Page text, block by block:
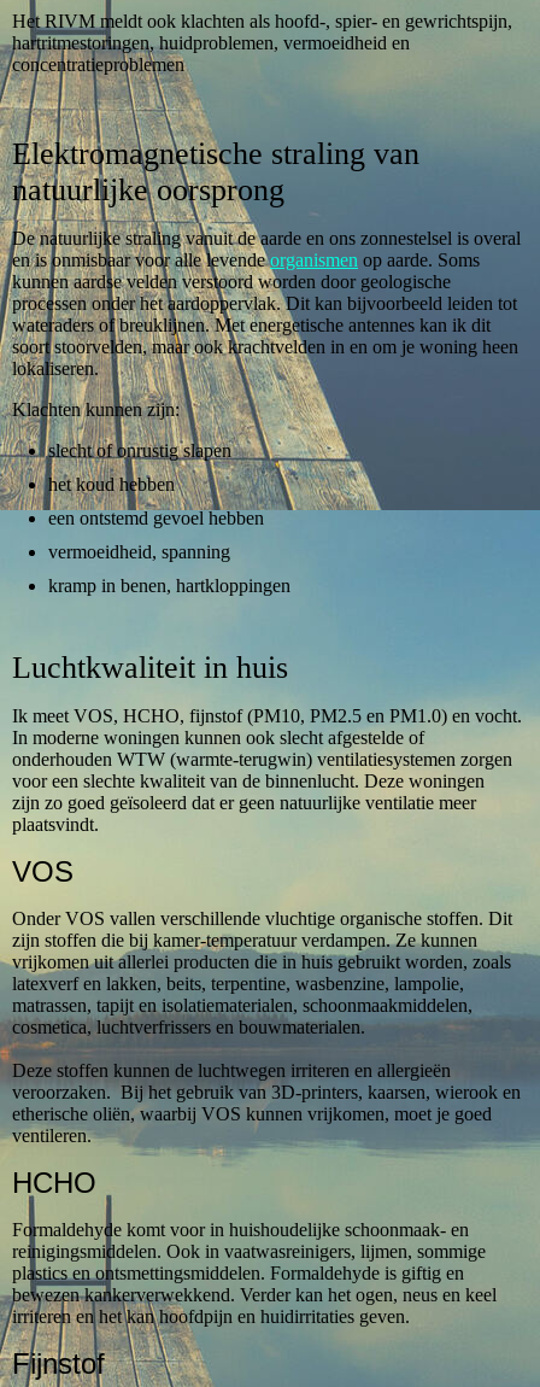
Het RIVM meldt ook klachten als hoofd-, spier- en gewrichtspijn,
hartritmestoringen, huidproblemen, vermoeidheid en
concentratieproblemen
Elektromagnetische straling van
natuurlijke oorsprong
De natuurlijke straling vanuit de aarde en ons zonnestelsel is overal
en is onmisbaar voor alle levendeorganismen op aarde. Soms
kunnen aardse velden verstoord worden door geologische
processen onder het aardoppervlak. Dit kan bijvoorbeeld leiden tot
wateraders of breuklijnen. Met energetische antennes kan ik dit
soort stoorvelden, maar ook krachtvelden in en om je woning heen
lokaliseren.
Klachten kunnen zijn:
slecht of onrustig slapen
het koud hebben
een ontstemd gevoel hebben
vermoeidheid, spanning
kramp in benen, hartkloppingen
Luchtkwaliteit in huis
Ik meet VOS, HCHO, fijnstof (PM10, PM2.5 en PM1.0) en vocht.
In moderne woningen kunnen ook slecht afgestelde of
onderhouden WTW (warmte-terugwin) ventilatiesystemen zorgen
voor een slechte kwaliteit van de binnenlucht. Deze woningen
zijn zo goed geïsoleerd dat er geen natuurlijke ventilatie meer
plaatsvindt.
VOS
Onder VOS vallen verschillende vluchtige organische stoffen. Dit
zijn stoffen die bij kamer-temperatuur verdampen. Ze kunnen
vrijkomen uit allerlei producten die in huis gebruikt worden, zoals
latexverf en lakken, beits, terpentine, wasbenzine, lampolie,
matrassen, tapijt en isolatiematerialen, schoonmaakmiddelen,
cosmetica, luchtverfrissers en bouwmaterialen.
Deze stoffen kunnen de luchtwegen irriteren en allergieën
veroorzaken. Bij het gebruik van 3D-printers, kaarsen, wierook en
etherische oliën, waarbij VOS kunnen vrijkomen, moet je goed
ventileren.
HCHO
Formaldehyde komt voor in huishoudelijke schoonmaak- en
reinigingsmiddelen. Ook in vaatwasreinigers, lijmen, sommige
plastics en ontsmettingsmiddelen. Formaldehyde is giftig en
bewezen kankerverwekkend. Verder kan het ogen, neus en keel
irriteren en het kan hoofdpijn en huidirritaties geven.
Fijnstof